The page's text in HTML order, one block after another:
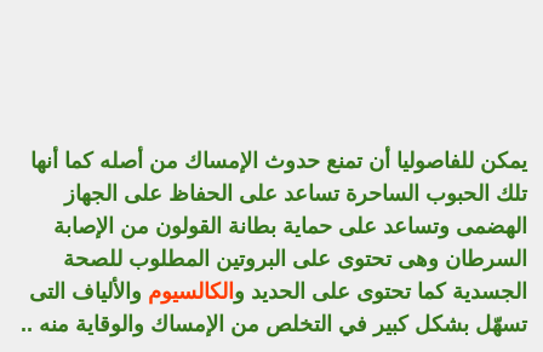
يمكن للفاصوليا أن تمنع حدوث الإمساك من أصله كما أنها
تلك الحبوب الساحرة تساعد على الحفاظ على الجهاز
الهضمى وتساعد على حماية بطانة القولون من الإصابة
السرطان وهى تحتوى على البروتين المطلوب للصحة
الجسدية كما تحتوى على الحديد و الكالسيوم والألياف التى
تسهّل بشكل كبير في التخلص من الإمساك والوقاية منه ..